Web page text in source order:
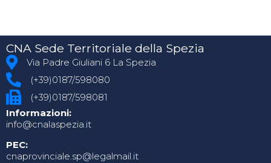
CNA Sede Territoriale della Spezia
Via Padre Giuliani 6 La Spezia
(+39)0187/598080
(+39)0187/598081
Informazioni:
info@cnalaspezia.it
PEC:
cnaprovinciale.sp@legalmail.it